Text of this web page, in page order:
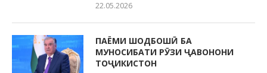
22.05.2026
ПАЁМИ ШОДБОШӢ БА
МУНОСИБАТИ РӮЗИ ҶАВОНОНИ
ТОҶИКИСТОН